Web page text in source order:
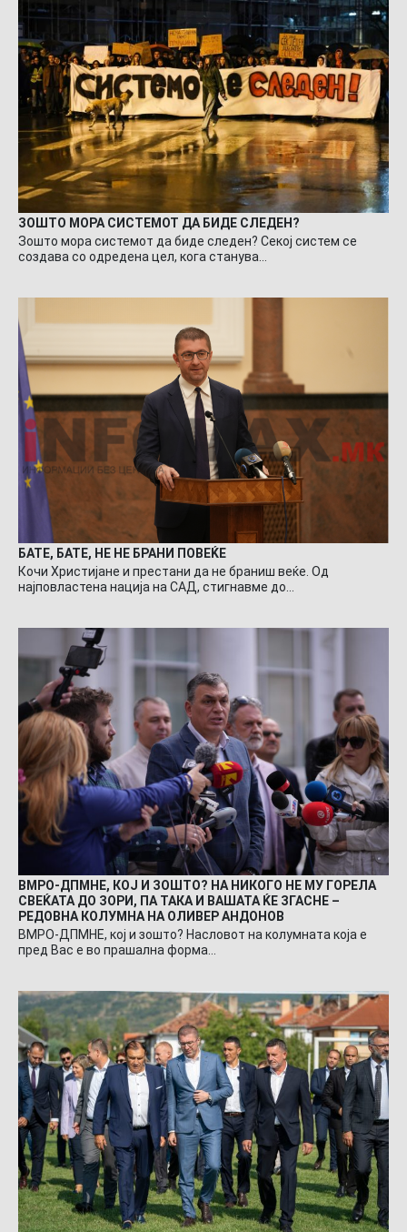
ЗОШТО МОРА СИСТЕМОТ ДА БИДЕ СЛЕДЕН?
Зошто мора системот да биде следен? Секој систем се
создава со одредена цел, кога станува…
БАТЕ, БАТЕ, НЕ НЕ БРАНИ ПОВЕЌЕ
Кочи Христијане и престани да не браниш веќе. Од
најповластена нација на САД, стигнавме до…
ВМРО-ДПМНЕ, КОЈ И ЗОШТО? НА НИКОГО НЕ МУ ГОРЕЛА
СВЕЌАТА ДО ЗОРИ, ПА ТАКА И ВАШАТА ЌЕ ЗГАСНЕ –
РЕДОВНА КОЛУМНА НА ОЛИВЕР АНДОНОВ
ВМРО-ДПМНЕ, кој и зошто? Насловот на колумната која е
пред Вас е во прашална форма…